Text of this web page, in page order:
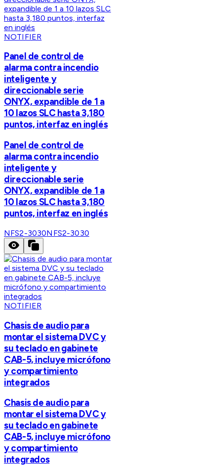
NOTIFIER
Panel de control de
alarma contra incendio
inteligente y
direccionable serie
ONYX, expandible de 1 a
10 lazos SLC hasta 3,180
puntos, interfaz en inglés
Panel de control de
alarma contra incendio
inteligente y
direccionable serie
ONYX, expandible de 1 a
10 lazos SLC hasta 3,180
puntos, interfaz en inglés
NFS2-3030NFS2-3030
NOTIFIER
Chasis de audio para
montar el sistema DVC y
su teclado en gabinete
CAB-5, incluye micrófono
y compartimiento
integrados
Chasis de audio para
montar el sistema DVC y
su teclado en gabinete
CAB-5, incluye micrófono
y compartimiento
integrados